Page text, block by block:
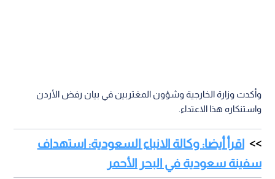
وأكدت وزارة الخارجية وشؤون المغتربين في بيان رفض الأردن
واستنكاره هذا الاعتداء.
اقرأ أيضا: وكالة الانباء السعودية: استهداف
سفينة سعودية في البحر الأحمر